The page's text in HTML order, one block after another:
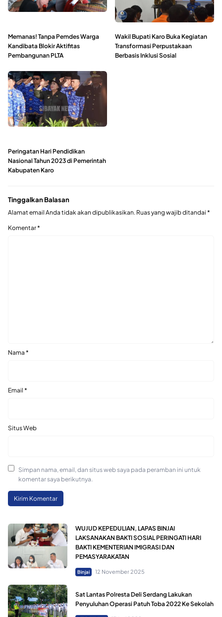
Memanas! Tanpa Pemdes Warga
Kandibata Blokir Aktifitas
Pembangunan PLTA
Wakil Bupati Karo Buka Kegiatan
Transformasi Perpustakaan
Berbasis Inklusi Sosial
Peringatan Hari Pendidikan
Nasional Tahun 2023 di Pemerintah
Kabupaten Karo
Tinggalkan Balasan
Alamat email Anda tidak akan dipublikasikan. Ruas yang wajib ditandai *
Komentar*
Nama *
Email *
Situs Web
Simpan nama, email, dan situs web saya pada peramban ini untuk
komentar saya berikutnya.
WUJUD KEPEDULIAN, LAPAS BINJAI
LAKSANAKAN BAKTI SOSIAL PERINGATI HARI
BAKTI KEMENTERIAN IMIGRASI DAN
PEMASYARAKATAN
Binjai 12 November 2025
Sat Lantas Polresta Deli Serdang Lakukan
Penyuluhan Operasi Patuh Toba 2022 Ke Sekolah